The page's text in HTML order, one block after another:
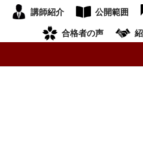
講師紹介 公開範囲
合格者の声